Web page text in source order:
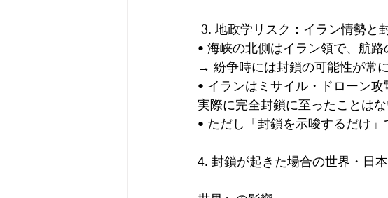
3. 地政学リスク：イラン情勢と
• 海峡の北側はイラン領で、航路
→ 紛争時には封鎖の可能性が常
• イランはミサイル・ドローン
実際に完全封鎖に至ったことはな
• ただし「封鎖を示唆するだけ
4. 封鎖が起きた場合の世界・日